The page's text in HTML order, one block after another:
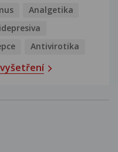
Analgetika
Antivirotika